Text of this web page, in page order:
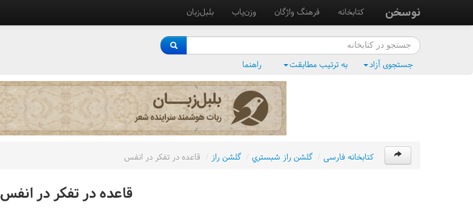
نوسخن کتابخانه فرهنگ واژگان وزن‌یاب بلبل‌زبان
جستجوی آزاد به ترتیب مطابقت راهنما
کتابخانه فارسی / گلشن راز شبستري / گلشن راز / قاعده در تفکر در انفس
قاعده در تفکر در انفس